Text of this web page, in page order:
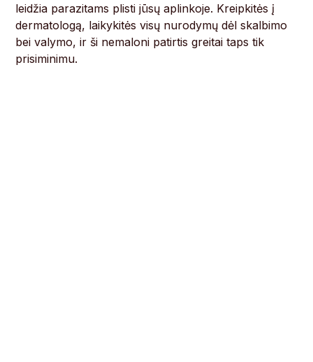
leidžia parazitams plisti jūsų aplinkoje. Kreipkitės į
dermatologą, laikykitės visų nurodymų dėl skalbimo
bei valymo, ir ši nemaloni patirtis greitai taps tik
prisiminimu.